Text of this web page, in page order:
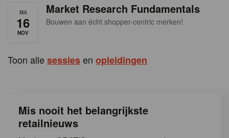
MA
16
NOV
Market Research Fundamentals
Bouwen aan écht shopper-centric merken!
Toon allesessiesen opleidingen
Mis nooit het belangrijkste
retailnieuws